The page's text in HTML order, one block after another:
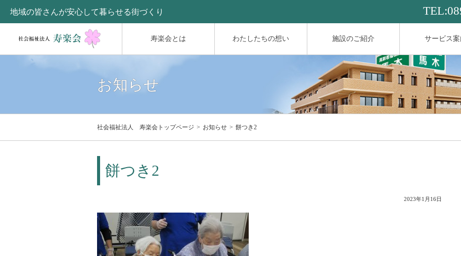
寿楽会とは わたしたちの想い 施設のご紹介 サービス案
地域の皆さんが安心して暮らせる街づくり TEL:
お知らせ
社会福祉法人 寿楽会トップページ お知らせ 餅つき2
餅つき2
2023年1月16日